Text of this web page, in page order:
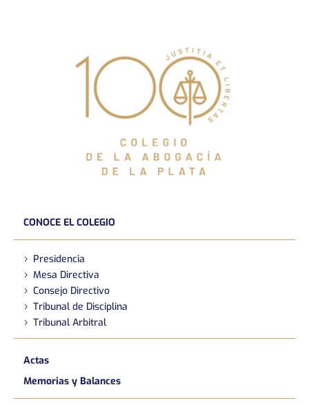
CONOCE EL COLEGIO
Presidencia
Mesa Directiva
Consejo Directivo
Tribunal de Disciplina
Tribunal Arbitral
Actas
Memorias y Balances